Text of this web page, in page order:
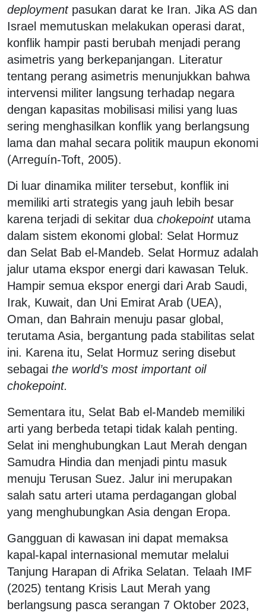
deploymentpasukan darat ke Iran. Jika AS dan
Israel memutuskan melakukan operasi darat,
konflik hampir pasti berubah menjadi perang
asimetris yang berkepanjangan. Literatur
tentang perang asimetris menunjukkan bahwa
intervensi militer langsung terhadap negara
dengan kapasitas mobilisasi milisi yang luas
sering menghasilkan konflik yang berlangsung
lama dan mahal secara politik maupun ekonomi
(Arreguín-Toft, 2005).
Di luar dinamika militer tersebut, konflik ini
memiliki arti strategis yang jauh lebih besar
karena terjadi di sekitar dua chokepointutama
dalam sistem ekonomi global: Selat Hormuz
dan Selat Bab el-Mandeb. Selat Hormuz adalah
jalur utama ekspor energi dari kawasan Teluk.
Hampir semua ekspor energi dari Arab Saudi,
Irak, Kuwait, dan Uni Emirat Arab (UEA),
Oman, dan Bahrain menuju pasar global,
terutama Asia, bergantung pada stabilitas selat
ini. Karena itu, Selat Hormuz sering disebut
sebagai the world’s most important oil
chokepoint.
Sementara itu, Selat Bab el-Mandeb memiliki
arti yang berbeda tetapi tidak kalah penting.
Selat ini menghubungkan Laut Merah dengan
Samudra Hindia dan menjadi pintu masuk
menuju Terusan Suez. Jalur ini merupakan
salah satu arteri utama perdagangan global
yang menghubungkan Asia dengan Eropa.
Gangguan di kawasan ini dapat memaksa
kapal-kapal internasional memutar melalui
Tanjung Harapan di Afrika Selatan. Telaah IMF
(2025) tentang Krisis Laut Merah yang
berlangsung pasca serangan 7 Oktober 2023,